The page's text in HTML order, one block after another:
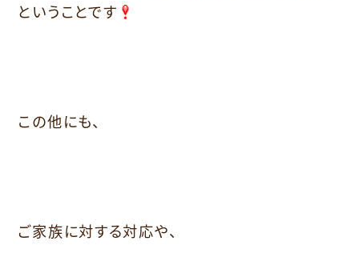
ということです
この他にも、
ご家族に対する対応や、